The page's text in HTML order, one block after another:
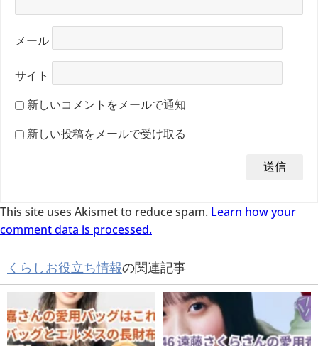
メール
サイト
新しいコメントをメールで通知
新しい投稿をメールで受け取る
This site uses Akismet to reduce spam. Learn how your
comment data is processed.
くらしお役立ち情報の関連記事